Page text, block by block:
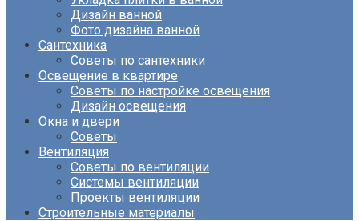
Дизайн ванной
Фото дизайна ванной
Сантехника
Советы по сантехники
Освещение в квартире
Советы по настройке освещения
Дизайн освещения
Окна и двери
Советы
Вентиляция
Советы по вентиляции
Системы вентиляции
Проекты вентиляции
Строительные материалы